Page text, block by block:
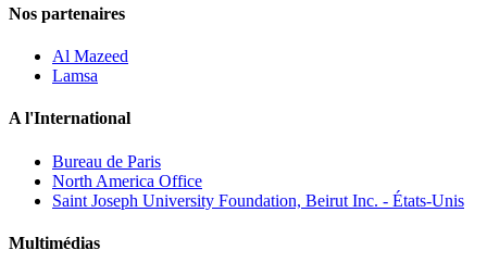
Nos partenaires
Al Mazeed
Lamsa
A l'International
Bureau de Paris
North America Office
Saint Joseph University Foundation, Beirut Inc. - États-Unis
Multimédias